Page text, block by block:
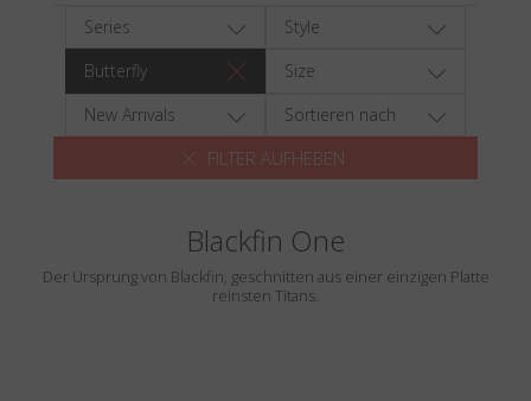
TITANIUM
NEWSROOM
Search
Series
Style
Butterfly
Size
New Arrivals
Sortieren nach
FILTER AUFHEBEN
Blackfin One
Der Ursprung von Blackfin, geschnitten aus einer einzigen Platte
reinsten Titans.